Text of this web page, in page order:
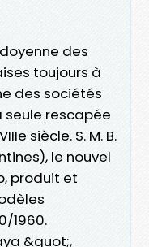
des
toujours à
des sociétés
rescapée
siècle. S. M. B.
le nouvel
produit et
1960.
&quot;,